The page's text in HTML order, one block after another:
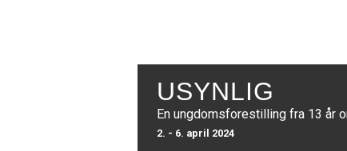
USYNLIG
En ungdomsforestilling fra 13 år
2. - 6. april 2024